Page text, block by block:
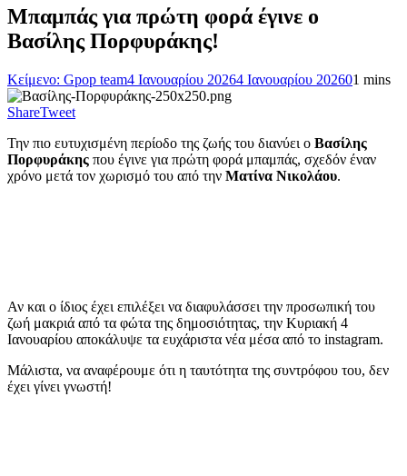
Μπαμπάς για πρώτη φορά έγινε ο
Βασίλης Πορφυράκης!
Κείμενο: Gpop team4 Ιανουαρίου 20264 Ιανουαρίου 202601 mins
ShareTweet
Την πιο ευτυχισμένη περίοδο της ζωής του διανύει ο Βασίλης
Πορφυράκης που έγινε για πρώτη φορά μπαμπάς, σχεδόν έναν
χρόνο μετά τον χωρισμό του από την Ματίνα Νικολάου.
Αν και ο ίδιος έχει επιλέξει να διαφυλάσσει την προσωπική του
ζωή μακριά από τα φώτα της δημοσιότητας, την Κυριακή 4
Ιανουαρίου αποκάλυψε τα ευχάριστα νέα μέσα από το instagram.
Μάλιστα, να αναφέρουμε ότι η ταυτότητα της συντρόφου του, δεν
έχει γίνει γνωστή!